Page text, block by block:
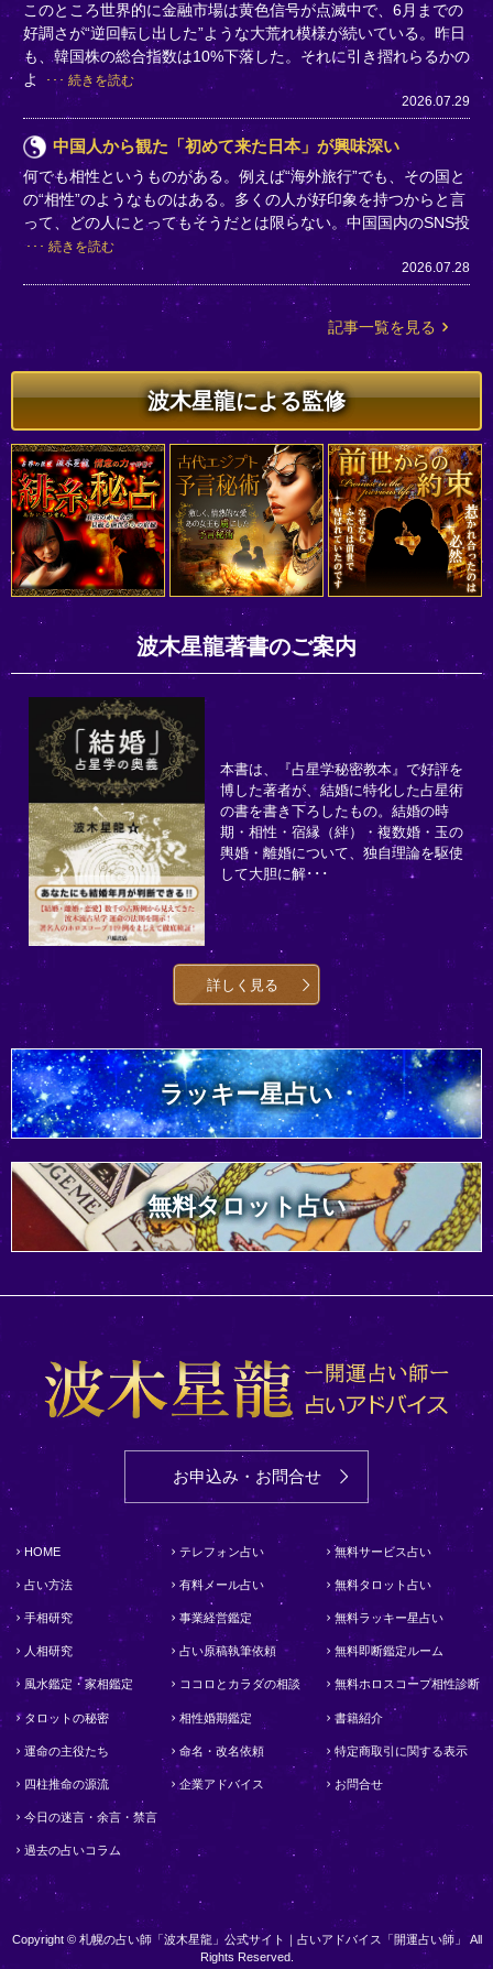
このところ世界的に金融市場は黄色信号が点滅中で、6月までの
好調さが“逆回転し出した”ような大荒れ模様が続いている。昨日
も、韓国株の総合指数は10%下落した。それに引き摺れらるかの
よ
続きを読む
2026.07.29
中国人から観た「初めて来た日本」が興味深い
何でも相性というものがある。例えば“海外旅行”でも、その国と
の“相性”のようなものはある。多くの人が好印象を持つからと言
って、どの人にとってもそうだとは限らない。中国国内のSNS投
続きを読む
2026.07.28
記事一覧を見る
波木星龍による監修
波木星龍著書のご案内
本書は、『占星学秘密教本』で好評を
博した著者が、結婚に特化した占星術
の書を書き下ろしたもの。結婚の時
期・相性・宿縁（絆）・複数婚・玉の
輿婚・離婚について、独自理論を駆使
して大胆に解･･･
詳しく見る
ラッキー星占い
無料タロット占い
お申込み・お問合せ
HOME
占い方法
手相研究
人相研究
風水鑑定・家相鑑定
タロットの秘密
運命の主役たち
四柱推命の源流
今日の迷言・余言・禁言
過去の占いコラム
テレフォン占い
有料メール占い
事業経営鑑定
占い原稿執筆依頼
ココロとカラダの相談
相性婚期鑑定
命名・改名依頼
企業アドバイス
無料サービス占い
無料タロット占い
無料ラッキー星占い
無料即断鑑定ルーム
無料ホロスコープ相性診断
書籍紹介
特定商取引に関する表示
お問合せ
Copyright © 札幌の占い師「波木星龍」公式サイト｜占いアドバイス「開運占い師」 All
Rights Reserved.